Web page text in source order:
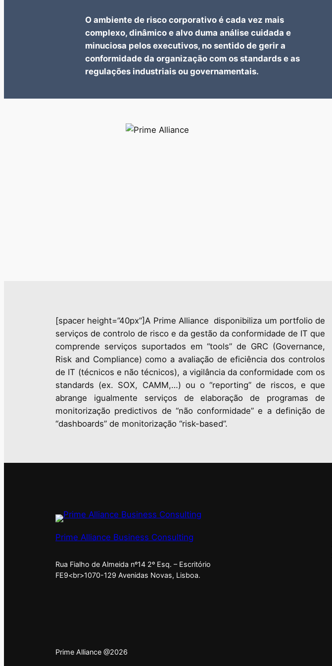
O ambiente de risco corporativo é cada vez mais
complexo, dinâmico e alvo duma análise cuidada e
minuciosa pelos executivos, no sentido de gerir a
conformidade da organização com os standards e as
regulações industriais ou governamentais.
[spacer height=”40px”]A Prime Alliance disponibiliza um portfolio de
serviços de controlo de risco e da gestão da conformidade de IT que
comprende serviços suportados em “tools” de GRC (Governance,
Risk and Compliance) como a avaliação de eficiência dos controlos
de IT (técnicos e não técnicos), a vigilância da conformidade com os
standards (ex. SOX, CAMM,…) ou o “reporting” de riscos, e que
abrange igualmente serviços de elaboração de programas de
monitorização predictivos de “não conformidade” e a definição de
“dashboards” de monitorização “risk-based”.
Prime Alliance Business Consulting
Rua Fialho de Almeida nº14 2º Esq. – Escritório
FE9<br>1070-129 Avenidas Novas, Lisboa.
Prime Alliance @2026